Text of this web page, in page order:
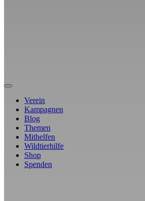
Verein
Kampagnen
Blog
Themen
Mithelfen
Wildtierhilfe
Shop
Spenden